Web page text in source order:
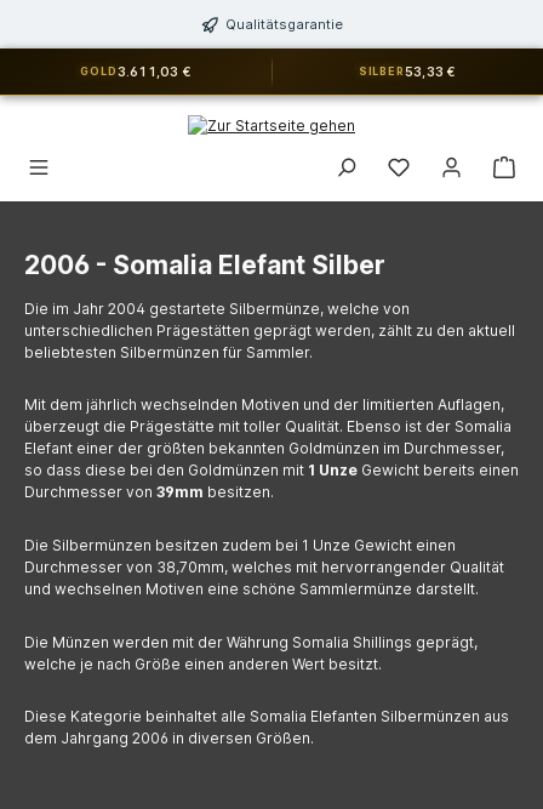
Qualitätsgarantie
GOLD 3.611,03 € SILBER 53,33 €
Du hast 0
2006 - Somalia Elefant Silber
Die im Jahr 2004 gestartete Silbermünze, welche von
unterschiedlichen Prägestätten geprägt werden, zählt zu den aktuell
beliebtesten Silbermünzen für Sammler.
Mit dem jährlich wechselnden Motiven und der limitierten Auflagen,
überzeugt die Prägestätte mit toller Qualität. Ebenso ist der Somalia
Elefant einer der größten bekannten Goldmünzen im Durchmesser,
so dass diese bei den Goldmünzen mit 1 Unze Gewicht bereits einen
Durchmesser von 39mm besitzen.
Die Silbermünzen besitzen zudem bei 1 Unze Gewicht einen
Durchmesser von 38,70mm, welches mit hervorrangender Qualität
und wechselnen Motiven eine schöne Sammlermünze darstellt.
Die Münzen werden mit der Währung Somalia Shillings geprägt,
welche je nach Größe einen anderen Wert besitzt.
Diese Kategorie beinhaltet alle Somalia Elefanten Silbermünzen aus
dem Jahrgang 2006 in diversen Größen.